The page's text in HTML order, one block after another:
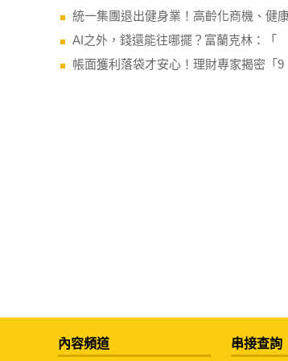
統一集團退出健身業！高齡化商機、健
AI之外，錢還能往哪擺？富蘭克林：「
帳面獲利落袋才安心！理財專家揭密「9
內容頻道 串接查詢